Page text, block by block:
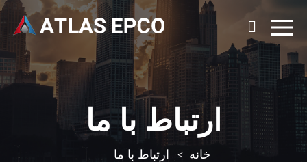
ارتباط با ما
خانه ارتباط با ما